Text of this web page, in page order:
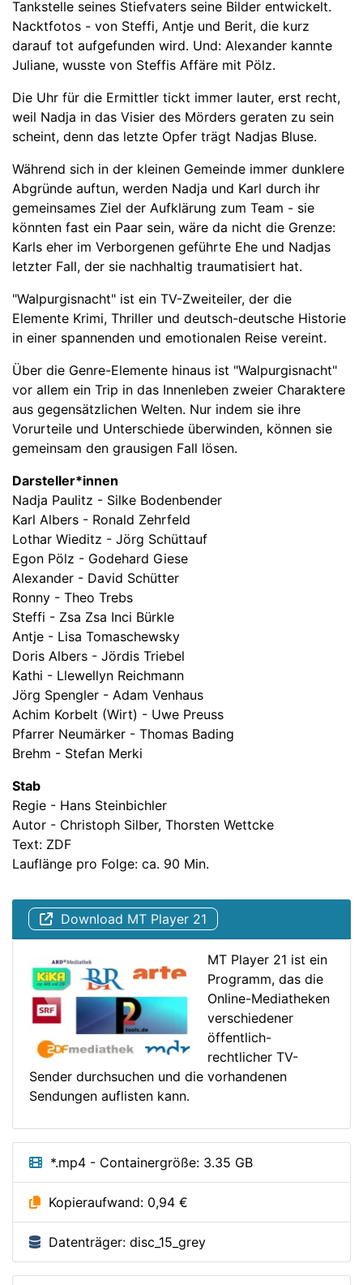
Tankstelle seines Stiefvaters seine Bilder entwickelt.
Nacktfotos - von Steffi, Antje und Berit, die kurz
darauf tot aufgefunden wird. Und: Alexander kannte
Juliane, wusste von Steffis Affäre mit Pölz.
Die Uhr für die Ermittler tickt immer lauter, erst recht,
weil Nadja in das Visier des Mörders geraten zu sein
scheint, denn das letzte Opfer trägt Nadjas Bluse.
Während sich in der kleinen Gemeinde immer dunklere
Abgründe auftun, werden Nadja und Karl durch ihr
gemeinsames Ziel der Aufklärung zum Team - sie
könnten fast ein Paar sein, wäre da nicht die Grenze:
Karls eher im Verborgenen geführte Ehe und Nadjas
letzter Fall, der sie nachhaltig traumatisiert hat.
"Walpurgisnacht" ist ein TV-Zweiteiler, der die
Elemente Krimi, Thriller und deutsch-deutsche Historie
in einer spannenden und emotionalen Reise vereint.
Über die Genre-Elemente hinaus ist "Walpurgisnacht"
vor allem ein Trip in das Innenleben zweier Charaktere
aus gegensätzlichen Welten. Nur indem sie ihre
Vorurteile und Unterschiede überwinden, können sie
gemeinsam den grausigen Fall lösen.
Darsteller*innen
Nadja Paulitz - Silke Bodenbender
Karl Albers - Ronald Zehrfeld
Lothar Wieditz - Jörg Schüttauf
Egon Pölz - Godehard Giese
Alexander - David Schütter
Ronny - Theo Trebs
Steffi - Zsa Zsa Inci Bürkle
Antje - Lisa Tomaschewsky
Doris Albers - Jördis Triebel
Kathi - Llewellyn Reichmann
Jörg Spengler - Adam Venhaus
Achim Korbelt (Wirt) - Uwe Preuss
Pfarrer Neumärker - Thomas Bading
Brehm - Stefan Merki
Stab
Regie - Hans Steinbichler
Autor - Christoph Silber, Thorsten Wettcke
Text: ZDF
Lauflänge pro Folge: ca. 90 Min.
Download MT Player 21
MT Player 21 ist ein
Programm, das die
Online-Mediatheken
verschiedener
öffentlich-
rechtlicher TV-
Sender durchsuchen und die vorhandenen
Sendungen auflisten kann.
*.mp4 - Containergröße: 3.35 GB
Kopieraufwand: 0,94 €
Datenträger: disc_15_grey